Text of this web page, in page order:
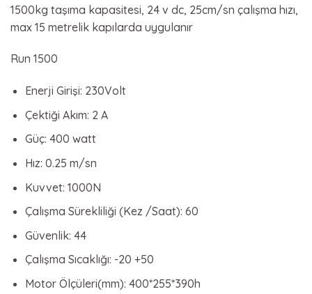
1500kg taşıma kapasitesi, 24 v dc, 25cm/sn çalışma hızı,
max 15 metrelik kapılarda uygulanır
Run 1500
Enerji Girişi: 230Volt
Çektiği Akım: 2 A
Güç: 400 watt
Hız: 0.25 m/sn
Kuvvet: 1000N
Çalışma Sürekliliği (Kez /Saat): 60
Güvenlik: 44
Çalışma Sıcaklığı: -20 +50
Motor Ölçüleri(mm): 400*255*390h